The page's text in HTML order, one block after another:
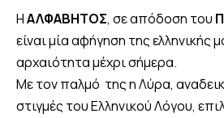
ΗΑΛΦΑΒΗΤΟΣ, σε απόδοση του
είναι μία αφήγηση της ελληνικής
αρχαιότητα μέχρι σήμερα.
Με τον παλμό της η Λύρα,
στιγμές του Ελληνικού Λόγου,